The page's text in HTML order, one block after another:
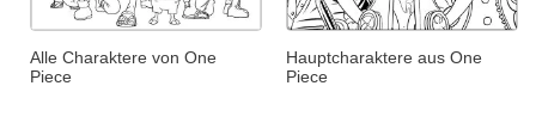
Alle Charaktere von One
Piece
Hauptcharaktere aus One
Piece